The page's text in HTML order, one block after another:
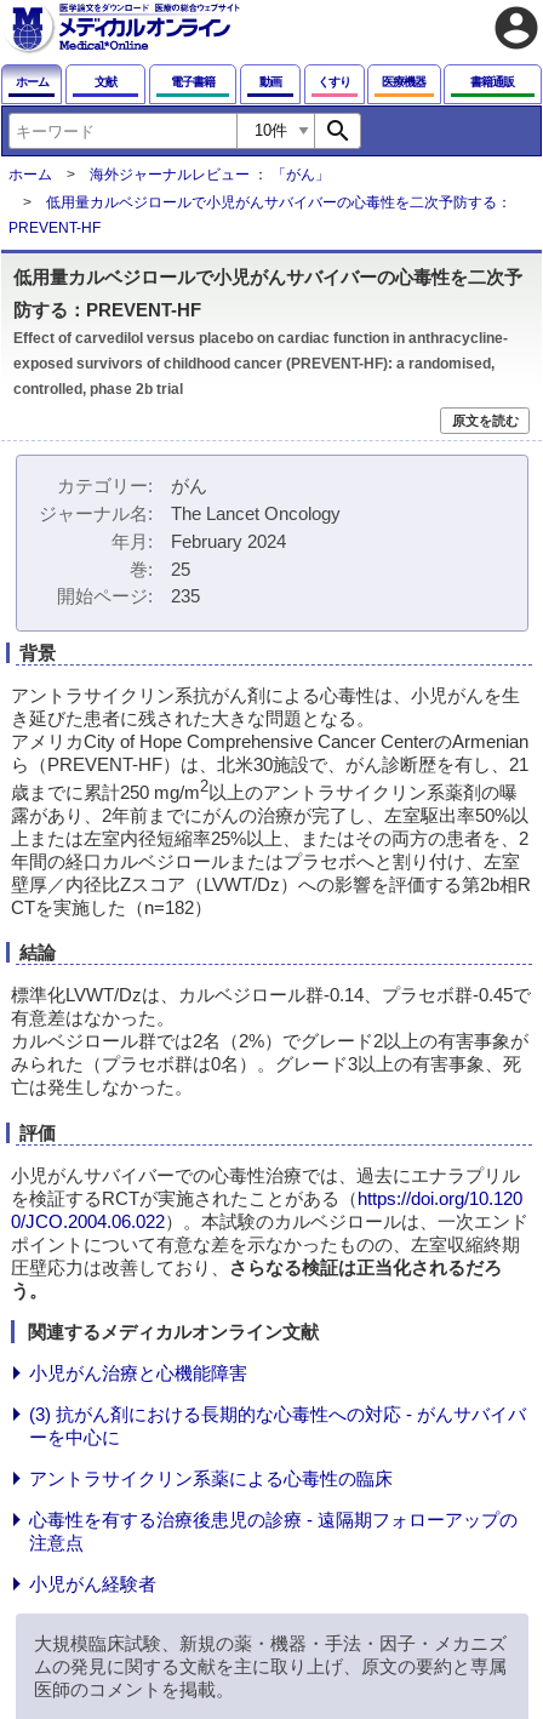
account_circle
ホーム 文献 電子書籍 動画 くすり 医療機器 書籍通販
search
ホーム
海外ジャーナルレビュー ： 「がん」
低用量カルベジロールで小児がんサバイバーの心毒性を二次予防する：
PREVENT-HF
低用量カルベジロールで小児がんサバイバーの心毒性を二次予
防する：PREVENT-HF
Effect of carvedilol versus placebo on cardiac function in anthracycline-
exposed survivors of childhood cancer (PREVENT-HF): a randomised,
controlled, phase 2b trial
原文を読む
カテゴリー
がん
ジャーナル名
The Lancet Oncology
年月
February 2024
巻
25
開始ページ
235
背景
アントラサイクリン系抗がん剤による心毒性は、小児がんを生
き延びた患者に残された大きな問題となる。
アメリカCity of Hope Comprehensive Cancer CenterのArmenian
ら（PREVENT-HF）は、北米30施設で、がん診断歴を有し、21
歳までに累計250 mg/m2以上のアントラサイクリン系薬剤の曝
露があり、2年前までにがんの治療が完了し、左室駆出率50%以
上または左室内径短縮率25%以上、またはその両方の患者を、2
年間の経口カルベジロールまたはプラセボへと割り付け、左室
壁厚／内径比Zスコア（LVWT/Dz）への影響を評価する第2b相R
CTを実施した（n=182）
結論
標準化LVWT/Dzは、カルベジロール群-0.14、プラセボ群-0.45で
有意差はなかった。
カルベジロール群では2名（2%）でグレード2以上の有害事象が
みられた（プラセボ群は0名）。グレード3以上の有害事象、死
亡は発生しなかった。
評価
小児がんサバイバーでの心毒性治療では、過去にエナラプリル
を検証するRCTが実施されたことがある（https://doi.org/10.120
0/JCO.2004.06.022）。本試験のカルベジロールは、一次エンド
ポイントについて有意な差を示なかったものの、左室収縮終期
圧壁応力は改善しており、
さらなる検証は正当化されるだろ
う。
関連するメディカルオンライン文献
小児がん治療と心機能障害
(3) 抗がん剤における長期的な心毒性への対応 - がんサバイバ
ーを中心に
アントラサイクリン系薬による心毒性の臨床
心毒性を有する治療後患児の診療 - 遠隔期フォローアップの
注意点
小児がん経験者
大規模臨床試験、新規の薬・機器・手法・因子・メカニズ
ムの発見に関する文献を主に取り上げ、原文の要約と専属
医師のコメントを掲載。